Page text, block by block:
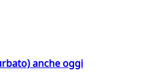
anche oggi